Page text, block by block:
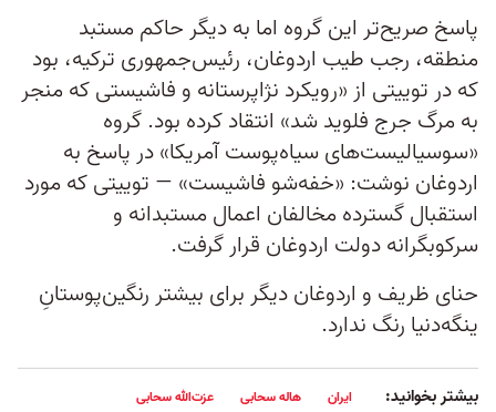
پاسخ صریح‌تر این گروه اما به دیگر حاکم مستبد
منطقه، رجب طیب اردوغان، رئیس‌جمهوری ترکیه، بود
که در توییتی از «رویکرد نژاپرستانه و فاشیستی که منجر
به مرگ جرج فلوید شد» انتقاد کرده بود. گروه
«سوسیالیست‌های سیاه‌پوست آمریکا» در پاسخ به
اردوغان نوشت: «خفه‌شو فاشیست» — توییتی که مورد
استقبال گسترده مخالفان اعمال مستبدانه و
سرکوبگرانه دولت اردوغان قرار گرفت.
حنای ظریف و اردوغان دیگر برای بیشتر رنگین‌پوستانِ
ینگه‌دنیا رنگ ندارد.
بیشتر بخوانید: ایران هاله سحابی عزت‌الله سحابی